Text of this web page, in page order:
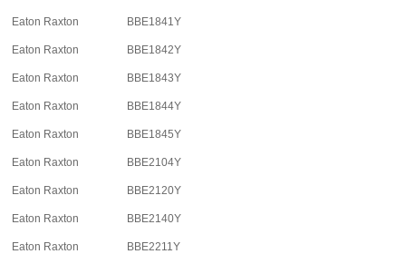
Eaton Raxton BBE1841Y
Eaton Raxton BBE1842Y
Eaton Raxton BBE1843Y
Eaton Raxton BBE1844Y
Eaton Raxton BBE1845Y
Eaton Raxton BBE2104Y
Eaton Raxton BBE2120Y
Eaton Raxton BBE2140Y
Eaton Raxton BBE2211Y